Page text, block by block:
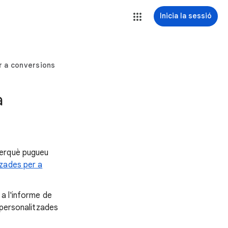
Inicia la sessió
a conversions
pugueu
per a
l'informe de